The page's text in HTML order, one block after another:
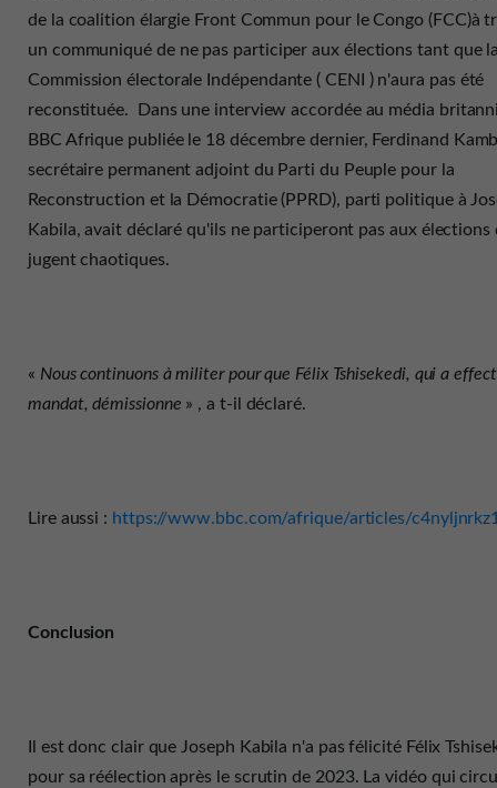
de la coalition élargie Front Commun pour le Congo (FCC)à
un communiqué de ne pas participer aux élections tant que
Commission électorale Indépendante ( CENI ) n'aura pas été
reconstituée. Dans une interview accordée au média
BBC Afrique publiée le 18 décembre dernier, Ferdinand
secrétaire permanent adjoint du Parti du Peuple pour la
Reconstruction et la Démocratie (PPRD), parti politique à
Kabila, avait déclaré qu'ils ne participeront pas aux élections
jugent chaotiques.
« Nous continuons à militer pour que Félix Tshisekedi, qui a
mandat, démissionne » , a t-il déclaré.
Lire aussi : https://www.bbc.com/afrique/articles/
Conclusion
Il est donc clair que Joseph Kabila n'a pas félicité Félix
pour sa réélection après le scrutin de 2023. La vidéo qui